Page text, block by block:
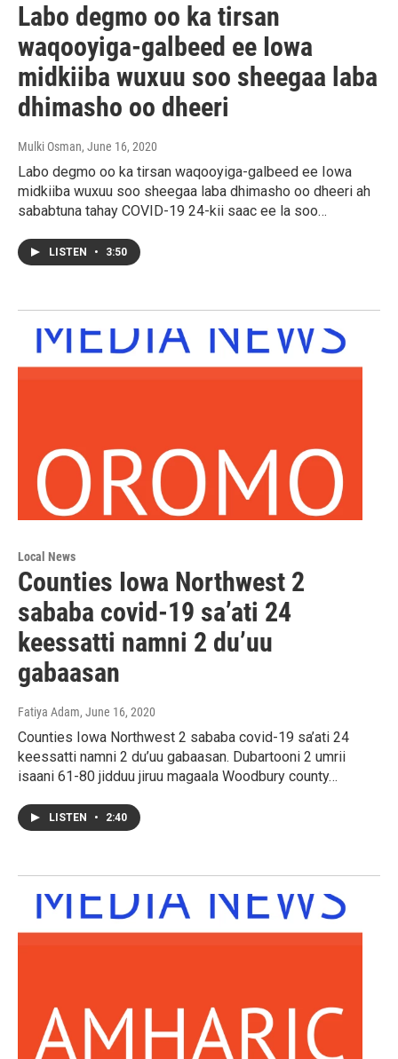
Labo degmo oo ka tirsan
waqooyiga-galbeed ee Iowa
midkiiba wuxuu soo sheegaa laba
dhimasho oo dheeri
Mulki Osman, June 16, 2020
Labo degmo oo ka tirsan waqooyiga-galbeed ee Iowa
midkiiba wuxuu soo sheegaa laba dhimasho oo dheeri ah
sababtuna tahay COVID-19 24-kii saac ee la soo…
LISTEN • 3:50
Local News
Counties Iowa Northwest 2
sababa covid-19 sa’ati 24
keessatti namni 2 du’uu
gabaasan
Fatiya Adam, June 16, 2020
Counties Iowa Northwest 2 sababa covid-19 sa’ati 24
keessatti namni 2 du’uu gabaasan. Dubartooni 2 umrii
isaani 61-80 jidduu jiruu magaala Woodbury county…
LISTEN • 2:40